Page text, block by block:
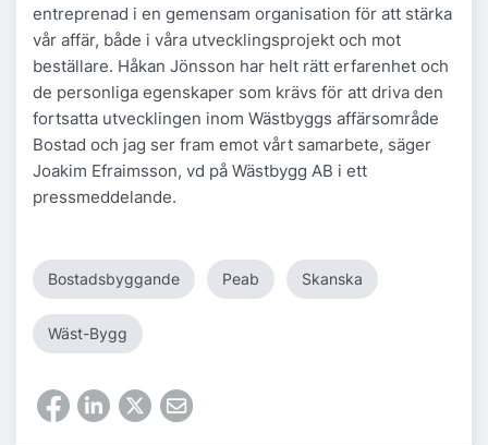
entreprenad i en gemensam organisation för att stärka
vår affär, både i våra utvecklingsprojekt och mot
beställare. Håkan Jönsson har helt rätt erfarenhet och
de personliga egenskaper som krävs för att driva den
fortsatta utvecklingen inom Wästbyggs affärsområde
Bostad och jag ser fram emot vårt samarbete, säger
Joakim Efraimsson, vd på Wästbygg AB i ett
pressmeddelande.
Bostadsbyggande Peab Skanska
Wäst-Bygg